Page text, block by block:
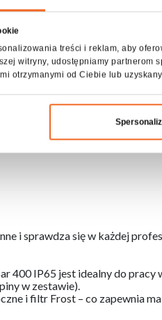
treści i reklam, aby
witryny, udostępniamy partnerom
otrzymanymi od Ciebie lub
Opis produktu
z myślą o
współczynnik CRI (74,9).
makrom efektów,
i sprawdza się w każdej
400 IP65 jest idealny do
w zestawie).
i filtr Frost – co zapewnia